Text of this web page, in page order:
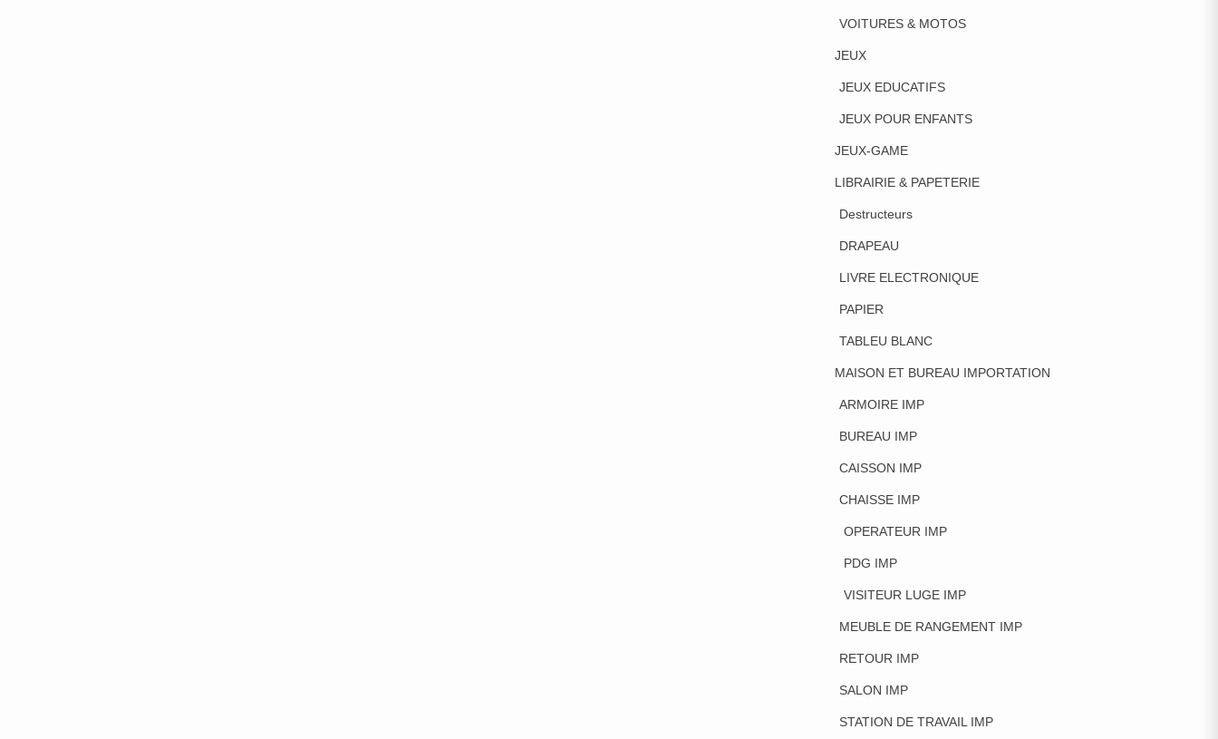
VOITURES & MOTOS
JEUX
JEUX EDUCATIFS
JEUX POUR ENFANTS
JEUX-GAME
LIBRAIRIE & PAPETERIE
Destructeurs
DRAPEAU
LIVRE ELECTRONIQUE
PAPIER
TABLEU BLANC
MAISON ET BUREAU IMPORTATION
ARMOIRE IMP
BUREAU IMP
CAISSON IMP
CHAISSE IMP
OPERATEUR IMP
PDG IMP
VISITEUR LUGE IMP
MEUBLE DE RANGEMENT IMP
RETOUR IMP
SALON IMP
STATION DE TRAVAIL IMP